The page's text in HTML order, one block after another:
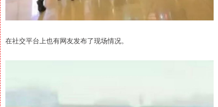
在社交平台上也有网友发布了现场情况。